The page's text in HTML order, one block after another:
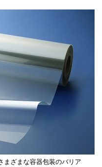
まざまな容器包装のバリア